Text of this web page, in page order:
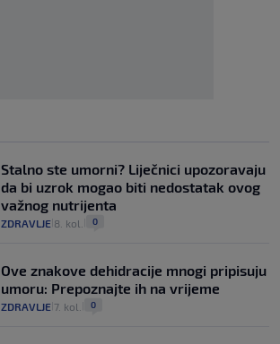
Stalno ste umorni? Liječnici upozoravaju
da bi uzrok mogao biti nedostatak ovog
važnog nutrijenta
ZDRAVLJE 8. kol. 0
Ove znakove dehidracije mnogi pripisuju
umoru: Prepoznajte ih na vrijeme
ZDRAVLJE 7. kol. 0